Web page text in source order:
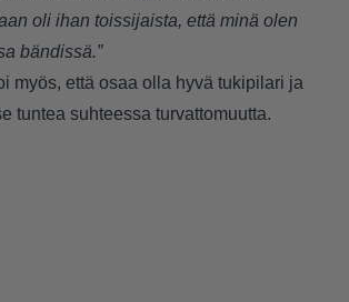
oli ihan toissijaista, että minä olen
bändissä.”
myös, että osaa olla hyvä tukipilari ja
tuntea suhteessa turvattomuutta.